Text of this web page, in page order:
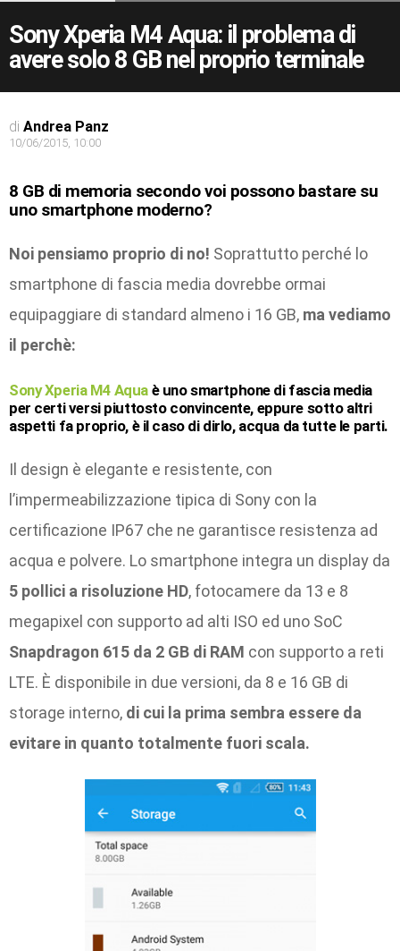
Sony Xperia M4 Aqua: il problema di
avere solo 8 GB nel proprio terminale
di Andrea Panz
10/06/2015, 10:00
8 GB di memoria secondo voi possono bastare su
uno smartphone moderno?
Noi pensiamo proprio di no! Soprattutto perché lo
smartphone di fascia media dovrebbe ormai
equipaggiare di standard almeno i 16 GB, ma vediamo
il perchè:
Sony Xperia M4 Aquaè uno smartphone di fascia media
per certi versi piuttosto convincente, eppure sotto altri
aspetti fa proprio, è il caso di dirlo, acqua da tutte le parti.
Il design è elegante e resistente, con
l’impermeabilizzazione tipica di Sony con la
certificazione IP67 che ne garantisce resistenza ad
acqua e polvere. Lo smartphone integra un display da
5 pollici a risoluzione HD, fotocamere da 13 e 8
megapixel con supporto ad alti ISO ed uno SoC
Snapdragon 615 da 2 GB di RAM con supporto a reti
LTE. È disponibile in due versioni, da 8 e 16 GB di
storage interno, di cui la prima sembra essere da
evitare in quanto totalmente fuori scala.